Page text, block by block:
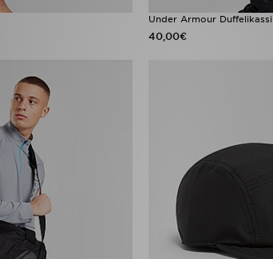
Under Armour Duffelikassi
40,00€